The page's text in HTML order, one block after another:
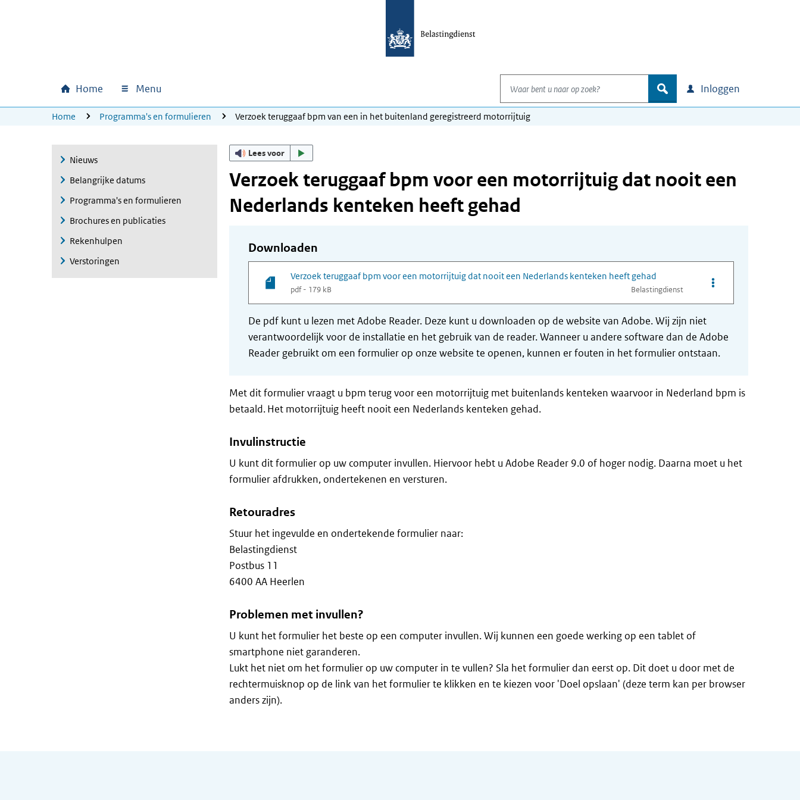
Hoofdnavigatie
Home Menu
Waar bent u naar op zoek?
zoek Inloggen
U bevindt zich hier:
Home Programma's en formulieren Verzoek teruggaaf bpm van een in het buitenland geregistreerd motorrijtuig
Nieuws
Belangrijke datums
Programma's en formulieren
Brochures en publicaties
Rekenhulpen
Verstoringen
Lees voor
Verzoek teruggaaf bpm voor een motorrijtuig dat nooit een
Nederlands kenteken heeft gehad
Downloaden
Verzoek teruggaaf bpm voor een motorrijtuig dat nooit een Nederlands kenteken heeft gehad
pdf - 179 kB Belastingdienst
Opties van bestand
De pdf kunt u lezen met Adobe Reader. Deze kunt u downloaden op de website van Adobe. Wij zijn niet
verantwoordelijk voor de installatie en het gebruik van de reader. Wanneer u andere software dan de Adobe
Reader gebruikt om een formulier op onze website te openen, kunnen er fouten in het formulier ontstaan.
Met dit formulier vraagt u bpm terug voor een motorrijtuig met buitenlands kenteken waarvoor in Nederland bpm is
betaald. Het motorrijtuig heeft nooit een Nederlands kenteken gehad.
Invulinstructie
U kunt dit formulier op uw computer invullen. Hiervoor hebt u Adobe Reader 9.0 of hoger nodig. Daarna moet u het
formulier afdrukken, ondertekenen en versturen.
Retouradres
Stuur het ingevulde en ondertekende formulier naar:
Belastingdienst
Postbus 11
6400 AA Heerlen
Problemen met invullen?
U kunt het formulier het beste op een computer invullen. Wij kunnen een goede werking op een tablet of
smartphone niet garanderen.
Lukt het niet om het formulier op uw computer in te vullen? Sla het formulier dan eerst op. Dit doet u door met de
rechtermuisknop op de link van het formulier te klikken en te kiezen voor 'Doel opslaan' (deze term kan per browser
anders zijn).